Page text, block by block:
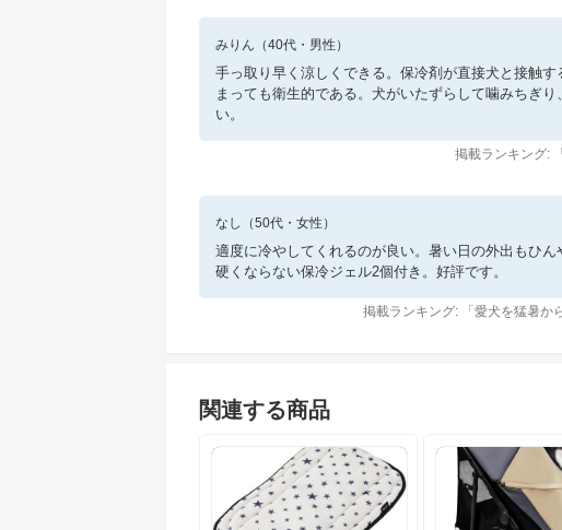
みりん （40代・ 男性 ）
手っ取り早く涼しくできる。保冷剤が直接犬と接触
まっても衛生的である。犬がいたずらして噛みちぎ
い。
掲載ランキング: 「
なし （50代・ 女性 ）
適度に冷やしてくれるのが良い。暑い日の外出もひ
硬くならない保冷ジェル2個付き。好評です。
掲載ランキング: 「 愛犬を猛暑か
関連する商品